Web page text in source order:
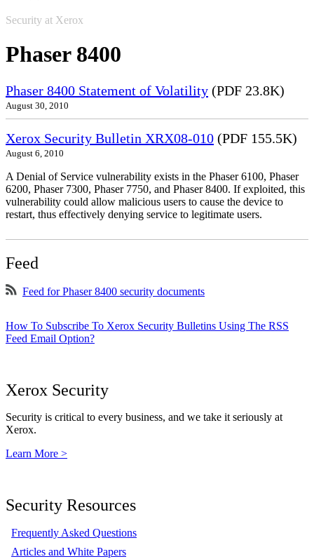
Security at Xerox
Phaser 8400
Phaser 8400 Statement of Volatility (PDF 23.8K)
August 30, 2010
Xerox Security Bulletin XRX08-010 (PDF 155.5K)
August 6, 2010
A Denial of Service vulnerability exists in the Phaser 6100, Phaser
6200, Phaser 7300, Phaser 7750, and Phaser 8400. If exploited, this
vulnerability could allow malicious users to cause the device to
restart, thus effectively denying service to legitimate users.
Feed
Feed for Phaser 8400 security documents
How To Subscribe To Xerox Security Bulletins Using The RSS
Feed Email Option?
Xerox Security
Security is critical to every business, and we take it seriously at
Xerox.
Learn More >
Security Resources
Frequently Asked Questions
Articles and White Papers